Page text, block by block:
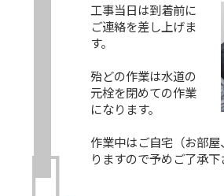
工事当日は到着前に
ご連絡を差し上げま
す。
殆どの作業は水道の
元栓を閉めての作業
になります。
作業中はご自宅（お部
りますので予めご了承下